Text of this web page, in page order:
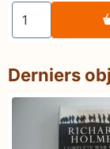
Choisir la
Derniers